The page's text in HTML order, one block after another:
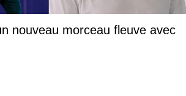
nouveau morceau fleuve avec